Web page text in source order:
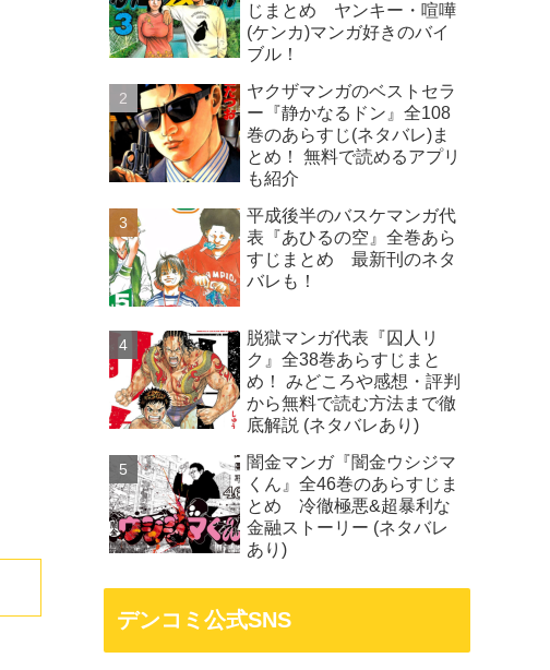
じまとめ ヤンキー・喧嘩
(ケンカ)マンガ好きのバイ
ブル！
ヤクザマンガのベストセラ
ー『静かなるドン』全108
巻のあらすじ(ネタバレ)ま
とめ！ 無料で読めるアプリ
も紹介
平成後半のバスケマンガ代
表『あひるの空』全巻あら
すじまとめ 最新刊のネタ
バレも！
脱獄マンガ代表『囚人リ
ク』全38巻あらすじまと
め！ みどころや感想・評判
から無料で読む方法まで徹
底解説 (ネタバレあり)
闇金マンガ『闇金ウシジマ
くん』全46巻のあらすじま
とめ 冷徹極悪&超暴利な
金融ストーリー (ネタバレ
あり)
デンコミ公式SNS